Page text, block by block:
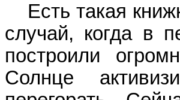
Есть такая
случай, когда в
построили
Солнце